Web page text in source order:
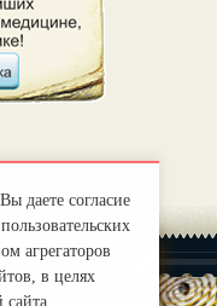
даете согласие
агрегаторов
в целях